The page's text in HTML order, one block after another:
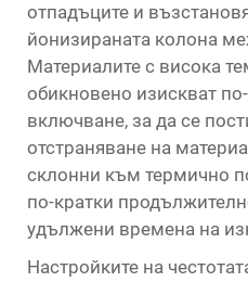
отпадъците и
йонизираната колона
Материалите с висока
обикновено изискват
включване, за да се
отстраняване на
склонни към термично
по-кратки
удължени времена на
Настройките на